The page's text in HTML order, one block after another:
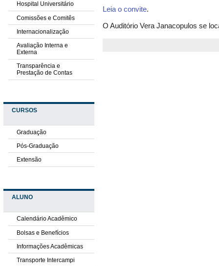
Hospital Universitário
Comissões e Comitês
Internacionalização
Avaliação Interna e
Externa
Transparência e
Prestação de Contas
CURSOS
Graduação
Pós-Graduação
Extensão
ALUNO
Calendário Acadêmico
Bolsas e Benefícios
Informações Acadêmicas
Transporte Intercampi
Leia o convite.
O Auditório Vera Janacopulos se